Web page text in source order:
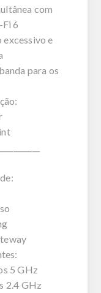
com
6
excessivo e
para os
5 GHz
2.4 GHz